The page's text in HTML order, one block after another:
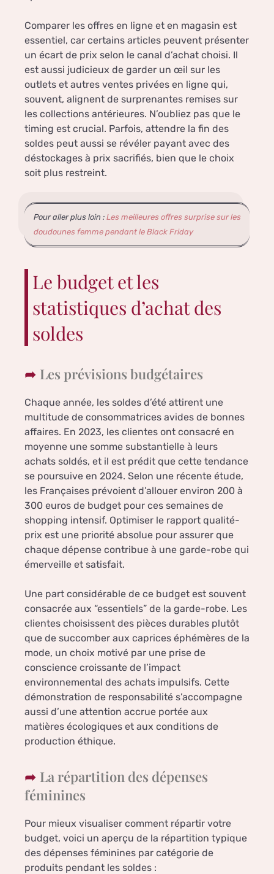
Comparer les offres en ligne et en magasin est
essentiel, car certains articles peuvent présenter
un écart de prix selon le canal d’achat choisi. Il
est aussi judicieux de garder un œil sur les
outlets et autres ventes privées en ligne qui,
souvent, alignent de surprenantes remises sur
les collections antérieures. N’oubliez pas que le
timing est crucial. Parfois, attendre la fin des
soldes peut aussi se révéler payant avec des
déstockages à prix sacrifiés, bien que le choix
soit plus restreint.
Pour aller plus loin : Les meilleures offres surprise sur les
doudounes femme pendant le Black Friday
Le budget et les
statistiques d’achat des
soldes
Les prévisions budgétaires
Chaque année, les soldes d’été attirent une
multitude de consommatrices avides de bonnes
affaires. En 2023, les clientes ont consacré en
moyenne une somme substantielle à leurs
achats soldés, et il est prédit que cette tendance
se poursuive en 2024. Selon une récente étude,
les Françaises prévoient d’allouer environ 200 à
300 euros de budget pour ces semaines de
shopping intensif. Optimiser le rapport qualité-
prix est une priorité absolue pour assurer que
chaque dépense contribue à une garde-robe qui
émerveille et satisfait.
Une part considérable de ce budget est souvent
consacrée aux “essentiels” de la garde-robe. Les
clientes choisissent des pièces durables plutôt
que de succomber aux caprices éphémères de la
mode, un choix motivé par une prise de
conscience croissante de l’impact
environnemental des achats impulsifs. Cette
démonstration de responsabilité s’accompagne
aussi d’une attention accrue portée aux
matières écologiques et aux conditions de
production éthique.
La répartition des dépenses
féminines
Pour mieux visualiser comment répartir votre
budget, voici un aperçu de la répartition typique
des dépenses féminines par catégorie de
produits pendant les soldes :